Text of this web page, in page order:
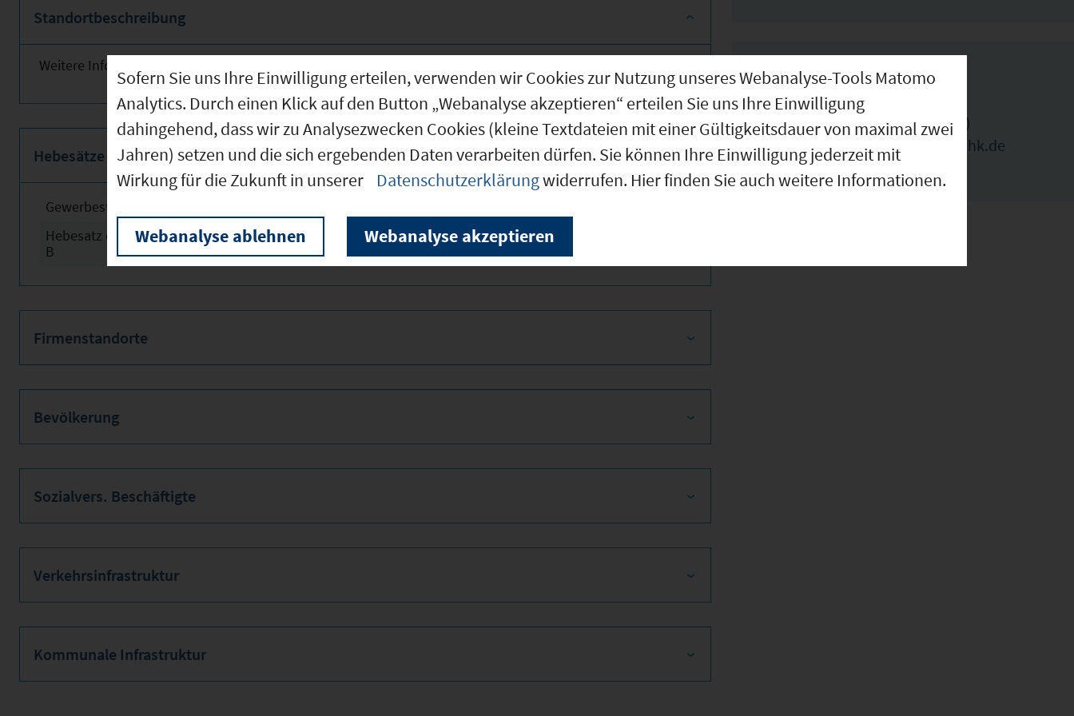
Standortbeschreibung
Weitere Informationen finden Sie obenstehend!
Hebesätze
Gewerbesteuerhebesatz
Hebesatz der Grundsteuer
B
2024 650
Firmenstandorte
Bevölkerung
Sozialvers. Beschäftigte
Verkehrsinfrastruktur
Kommunale Infrastruktur
IHK Ansprechpartner
Martina Stengel (Ansprechpartnerin)
martina.stengel@nuernberg.ihk.de
0911-1335-1452
Sofern Sie uns Ihre Einwilligung erteilen, verwenden wir Cookies zur Nutzung unseres Webanalyse-Tools Matomo
Analytics. Durch einen Klick auf den Button „Webanalyse akzeptieren“ erteilen Sie uns Ihre Einwilligung
dahingehend, dass wir zu Analysezwecken Cookies (kleine Textdateien mit einer Gültigkeitsdauer von maximal zwei
Jahren) setzen und die sich ergebenden Daten verarbeiten dürfen. Sie können Ihre Einwilligung jederzeit mit
Wirkung für die Zukunft in unserer
Datenschutzerklärungwiderrufen. Hier finden Sie auch weitere Informationen.
Webanalyse ablehnen Webanalyse akzeptieren